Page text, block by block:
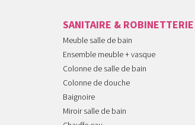
SANITAIRE & ROBINETTERIE
Meuble salle de bain
Ensemble meuble + vasque
Colonne de salle de bain
Colonne de douche
Baignoire
Miroir salle de bain